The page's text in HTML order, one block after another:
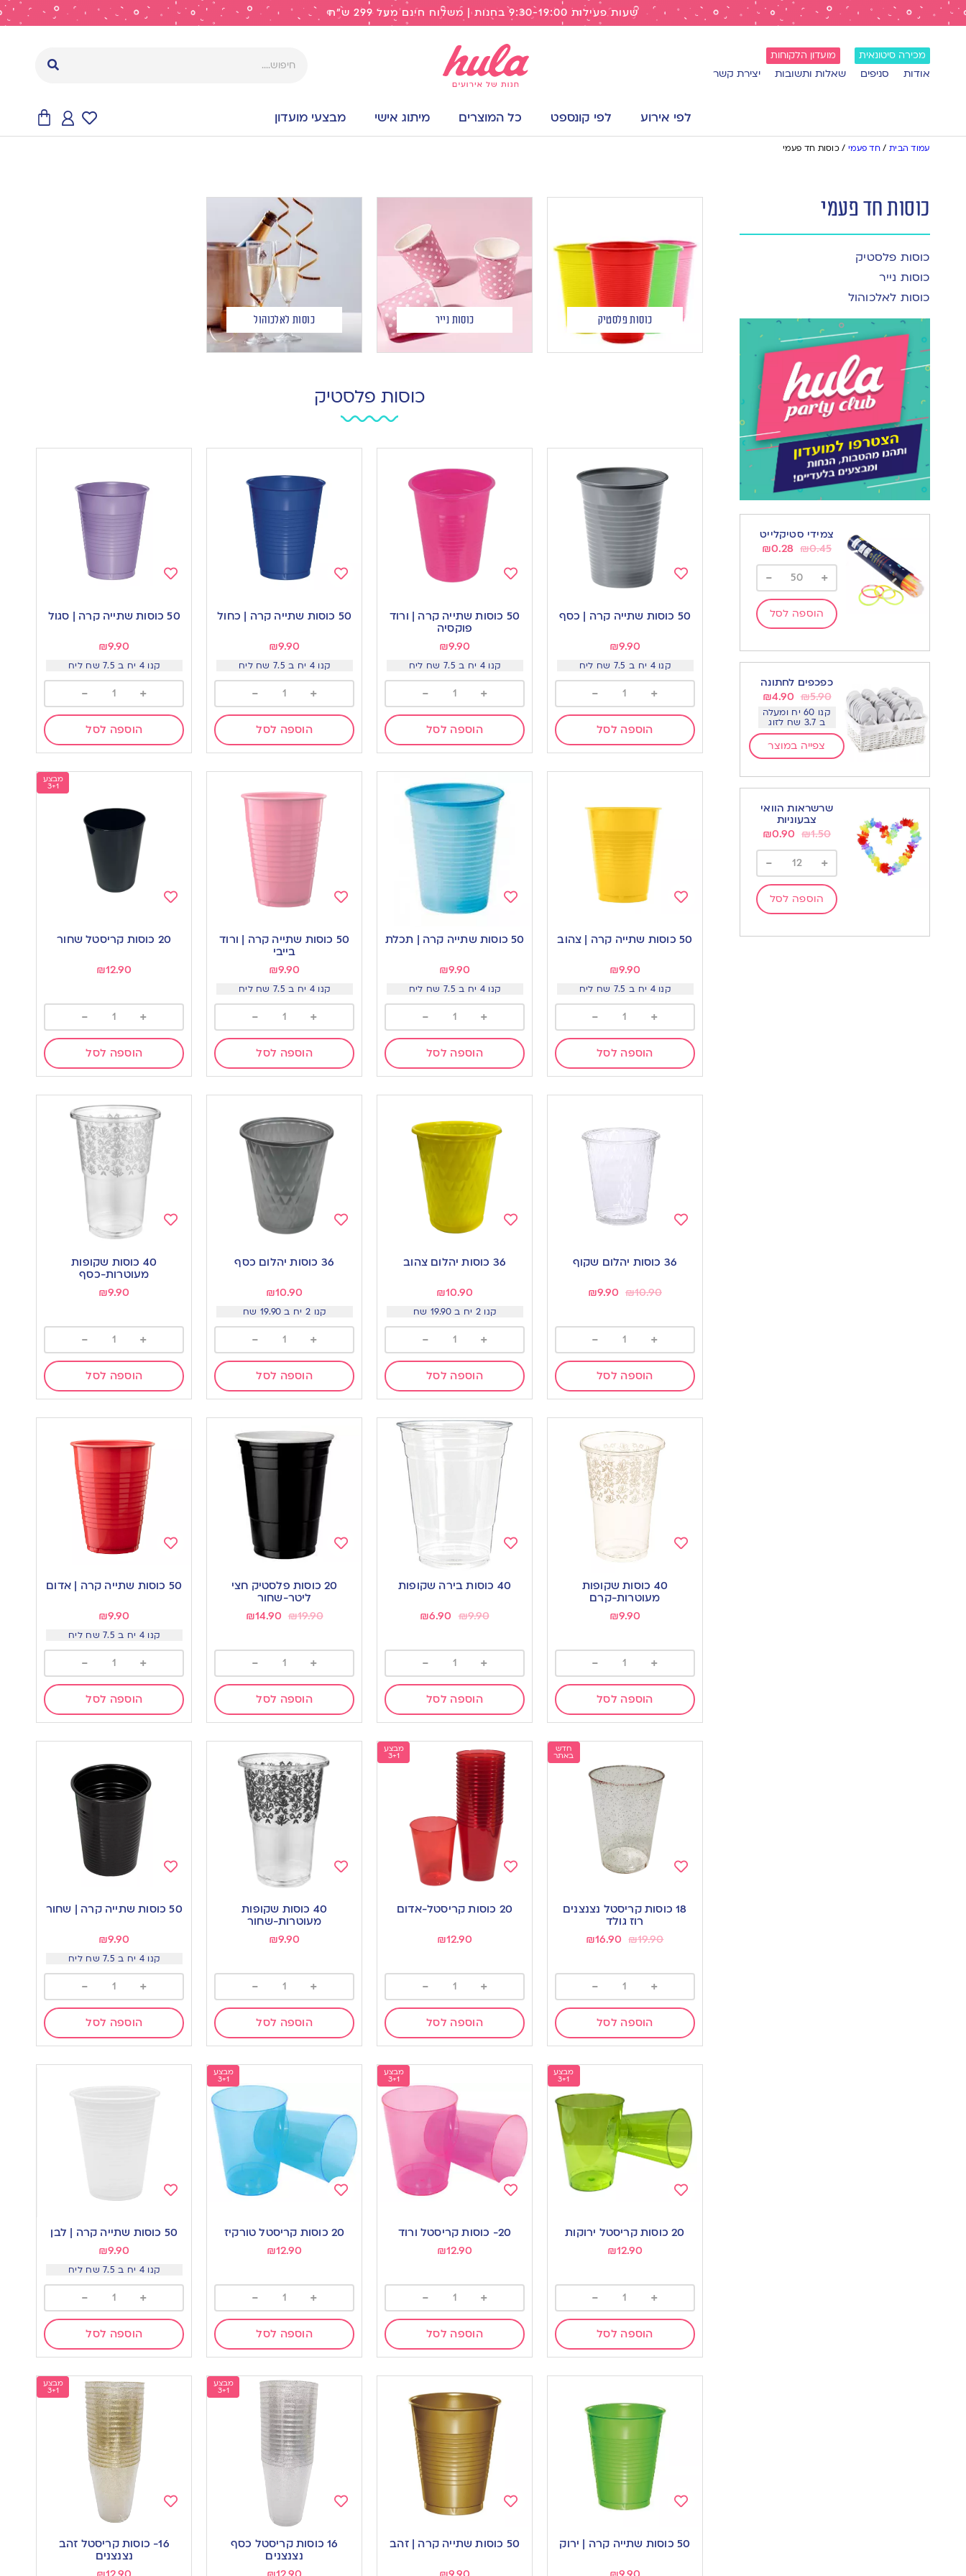
שעות פעילות 9:30-19:00 בחנות | משלוח חינם מעל 299 ש"ח
מכירה סיטונאית מועדון הלקוחות
אודות סניפים שאלות ותשובות יצירת קשר
לפי אירוע לפי קונספט כל המוצרים מיתוג אישי מבצעי מועדון
עמוד הבית / חד פעמי / כוסות חד פעמי
כוסות חד פעמי
כוסות פלסטיק
כוסות נייר
כוסות לאלכוהול
צמידי סטיקלייט
₪0.45
₪0.28
+
-
הוספה לסל
כפכפים לחתונה
₪5.90
₪4.90
קנו 60 יח ומעלה
ב 3.7 שח לזוג
צפייה במוצר
שרשראות הוואי
צבעוניות
₪1.50
₪0.90
+
-
הוספה לסל
כוסות פלסטיק כוסות נייר כוסות לאלכוהול
כוסות פלסטיק
to
wishlist
50 כוסות שתייה קרה | כסף
₪9.90
קנו 4 יח ב 7.5 שח ליח
+
-
הוספה לסל
to
wishlist
50 כוסות שתייה קרה | ורוד
פוקסיה
₪9.90
קנו 4 יח ב 7.5 שח ליח
+
-
הוספה לסל
to
wishlist
50 כוסות שתייה קרה | כחול
₪9.90
קנו 4 יח ב 7.5 שח ליח
+
-
הוספה לסל
to
wishlist
50 כוסות שתייה קרה | סגול
₪9.90
קנו 4 יח ב 7.5 שח ליח
+
-
הוספה לסל
to
wishlist
50 כוסות שתייה קרה | צהוב
₪9.90
קנו 4 יח ב 7.5 שח ליח
+
-
הוספה לסל
to
wishlist
50 כוסות שתייה קרה | תכלת
₪9.90
קנו 4 יח ב 7.5 שח ליח
+
-
הוספה לסל
to
wishlist
50 כוסות שתייה קרה | ורוד
בייבי
₪9.90
קנו 4 יח ב 7.5 שח ליח
+
-
הוספה לסל
מבצע
3+1
wishlist
20 כוסות קריסטל שחור
₪12.90
+
-
הוספה לסל
36 כוסות יהלום שקוף
₪10.90
₪9.90
+
-
הוספה לסל
36 כוסות יהלום צהוב
₪10.90
קנו 2 יח ב 19.90 שח
+
-
הוספה לסל
36 כוסות יהלום כסף
₪10.90
קנו 2 יח ב 19.90 שח
+
-
הוספה לסל
wishlist
40 כוסות שקופות
מעוטרות-כסף
₪9.90
+
-
הוספה לסל
wishlist
40 כוסות שקופות
מעוטרות-קרם
₪9.90
+
-
הוספה לסל
40 כוסות בירה שקופות
₪9.90
₪6.90
+
-
הוספה לסל
20 כוסות פלסטיק חצי
ליטר-שחור
₪19.90
₪14.90
+
-
הוספה לסל
to
50 כוסות שתייה קרה | אדום
₪9.90
קנו 4 יח ב 7.5 שח ליח
+
-
הוספה לסל
חדש
באתר
to 18 כוסות קריסטל נצנצנים
רוז גולד
₪19.90
₪16.90
+
-
הוספה לסל
מבצע
3+1
20 כוסות קריסטל-אדום
₪12.90
+
-
הוספה לסל
wishlist
40 כוסות שקופות
מעוטרות-שחור
₪9.90
+
-
הוספה לסל
to
50 כוסות שתייה קרה | שחור
₪9.90
קנו 4 יח ב 7.5 שח ליח
+
-
הוספה לסל
מבצע
3+1
20 כוסות קריסטל ירוקות
₪12.90
+
-
הוספה לסל
מבצע
3+1
20- כוסות קריסטל ורוד
₪12.90
+
-
הוספה לסל
מבצע
3+1
20 כוסות קריסטל טורקיז
₪12.90
+
-
הוספה לסל
to
50 כוסות שתייה קרה | לבן
₪9.90
קנו 4 יח ב 7.5 שח ליח
+
-
הוספה לסל
to
50 כוסות שתייה קרה | ירוק
to
50 כוסות שתייה קרה | זהב
מבצע
3+1
16 כוסות קריסטל כסף
נצנצנים
מבצע
3+1
16- כוסות קריסטל זהב
נצנצנים